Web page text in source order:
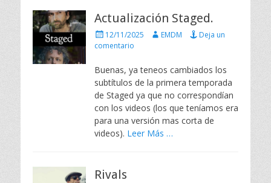
Actualización Staged.
P
u
l
c
a
d
o
e
12/11/2025
A
o
EMDM
Deja un
comentario
Buenas, ya teneos cambiados los
subtítulos de la primera temporada
de Staged ya que no correspondían
con los videos (los que teníamos era
para una versión mas corta de
videos). Leer Más …
Rivals